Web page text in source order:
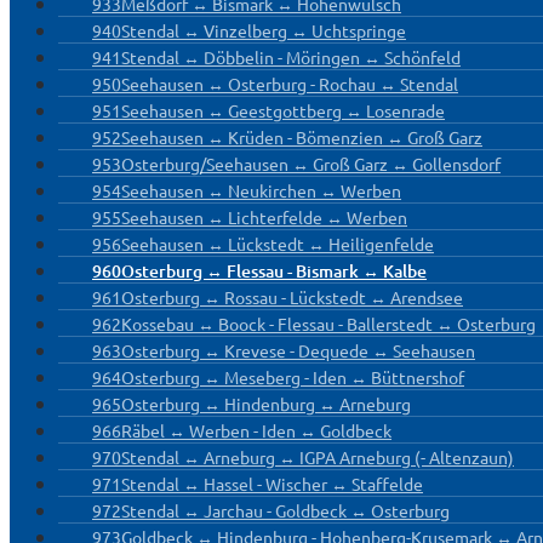
940Stendal ↔ Vinzelberg ↔ Uchtspringe
941Stendal ↔ Döbbelin - Möringen ↔ Schönfeld
950Seehausen ↔ Osterburg - Rochau ↔ Stendal
951Seehausen ↔ Geestgottberg ↔ Losenrade
952Seehausen ↔ Krüden - Bömenzien ↔ Groß Garz
953Osterburg/Seehausen ↔ Groß Garz ↔ Gollensdorf
954Seehausen ↔ Neukirchen ↔ Werben
955Seehausen ↔ Lichterfelde ↔ Werben
956Seehausen ↔ Lückstedt ↔ Heiligenfelde
960Osterburg ↔ Flessau - Bismark ↔ Kalbe
961Osterburg ↔ Rossau - Lückstedt ↔ Arendsee
962Kossebau ↔ Boock - Flessau - Ballerstedt ↔ Osterburg
963Osterburg ↔ Krevese - Dequede ↔ Seehausen
964Osterburg ↔ Meseberg - Iden ↔ Büttnershof
965Osterburg ↔ Hindenburg ↔ Arneburg
966Räbel ↔ Werben - Iden ↔ Goldbeck
970Stendal ↔ Arneburg ↔ IGPA Arneburg (- Altenzaun)
971Stendal ↔ Hassel - Wischer ↔ Staffelde
972Stendal ↔ Jarchau - Goldbeck ↔ Osterburg
973Goldbeck ↔ Hindenburg - Hohenberg-Krusemark ↔